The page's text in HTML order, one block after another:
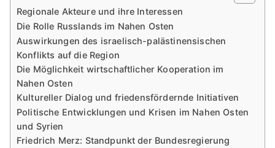
Regionale Akteure und ihre Interessen
Die Rolle Russlands im Nahen Osten
Auswirkungen des israelisch-palästinensischen
Konflikts auf die Region
Die Möglichkeit wirtschaftlicher Kooperation im
Nahen Osten
Kultureller Dialog und friedensfördernde Initiativen
Politische Entwicklungen und Krisen im Nahen Osten
und Syrien
Friedrich Merz: Standpunkt der Bundesregierung